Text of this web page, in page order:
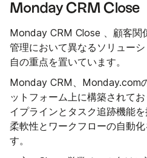
Monday CRM Close
Monday CRM Close 、顧客関
管理において異なるソリュー
自の重点を置いています。
Monday CRM、Monday.com
ットフォーム上に構築されて
イプラインとタスク追跡機能を
柔軟性とワークフローの自動
す。